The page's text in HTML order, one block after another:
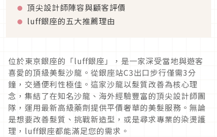
頂尖設計師陣容與顧客評價
luff銀座的五大推薦理由
位於東京銀座的「luff銀座」，是一家深受當地與遊客
喜愛的頂級美髮沙龍。從銀座站C3出口步行僅需3分
鐘，交通便利性極佳。這家沙龍以髮質改善為核心理
念，集結了在知名沙龍、海外經驗豐富的頂尖設計師團
隊，運用最新高級藥劑提供平價奢華的美髮服務。無論
是想要改善髮質、挑戰新造型，或是尋求專業的染燙護
理，luff銀座都能滿足您的需求。